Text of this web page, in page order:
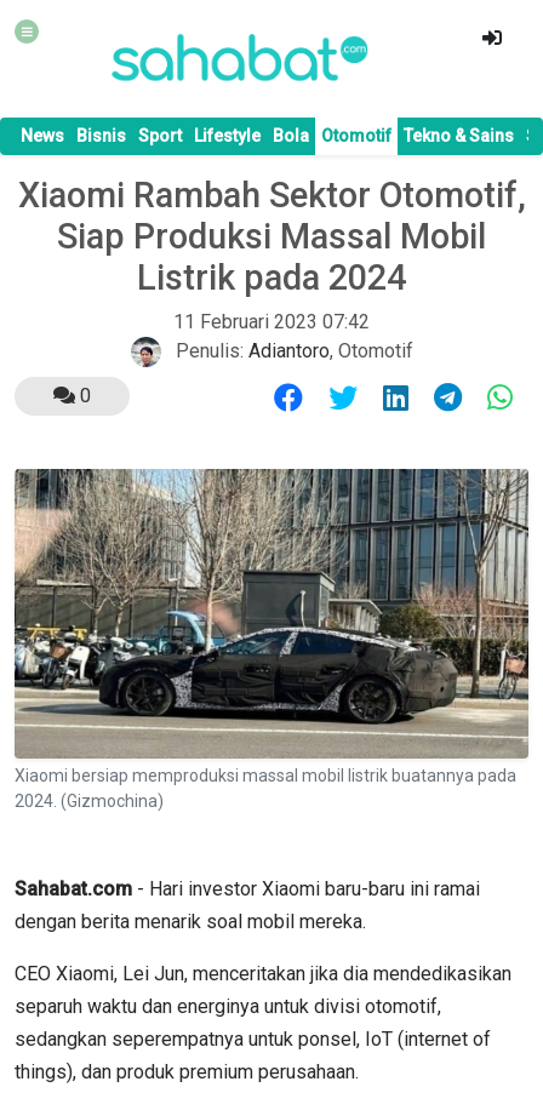
News Bisnis Sport Lifestyle Bola Otomotif Tekno & Sains
Xiaomi Rambah Sektor Otomotif,
Siap Produksi Massal Mobil
Listrik pada 2024
11 Februari 2023 07:42
Penulis: Adiantoro, Otomotif
0
Xiaomi bersiap memproduksi massal mobil listrik buatannya pada
2024. (Gizmochina)
Sahabat.com - Hari investor Xiaomi baru-baru ini ramai
dengan berita menarik soal mobil mereka.
CEO Xiaomi, Lei Jun, menceritakan jika dia mendedikasikan
separuh waktu dan energinya untuk divisi otomotif,
sedangkan seperempatnya untuk ponsel, IoT (internet of
things), dan produk premium perusahaan.